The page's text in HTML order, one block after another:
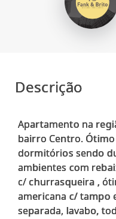
Descrição
Apartamento na
bairro Centro.
dormitórios sendo
ambientes com
c/ churrasqueira ,
americana c/ tampo
separada, lavabo,